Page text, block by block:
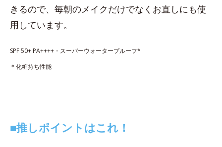
きるので、毎朝のメイクだけでなくお直しにも使
用しています。
SPF 50+ PA++++・スーパーウォータープルーフ*
＊化粧持ち性能
■推しポイントはこれ！